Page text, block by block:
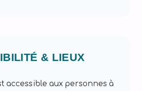
& LIEUX
accessible aux personnes à